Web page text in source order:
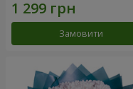
Замовити